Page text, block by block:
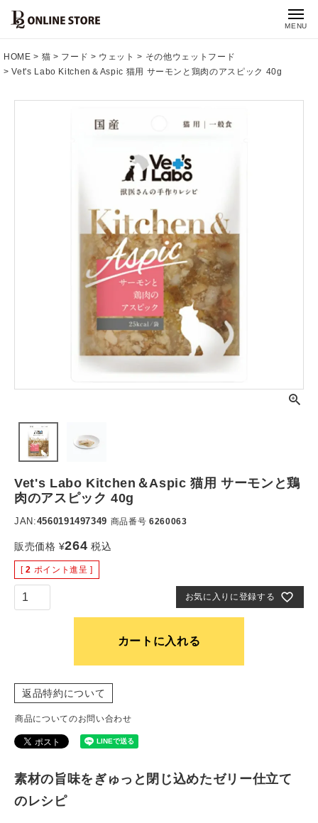
MENU
HOME 猫 フード ウェット
その他ウェットフード
Vet's Labo Kitchen＆Aspic 猫用 サーモンと鶏肉のアスピック 40g
Vet's Labo Kitchen＆Aspic 猫用 サーモンと鶏
肉のアスピック 40g
JAN:4560191497349 商品番号 6260063
販売価格 ¥264 税込
[ 2 ポイント進呈 ]
お気に入りに登録する
カートに入れる
返品特約について
商品についてのお問い合わせ
素材の旨味をぎゅっと閉じ込めたゼリー仕立て
のレシピ